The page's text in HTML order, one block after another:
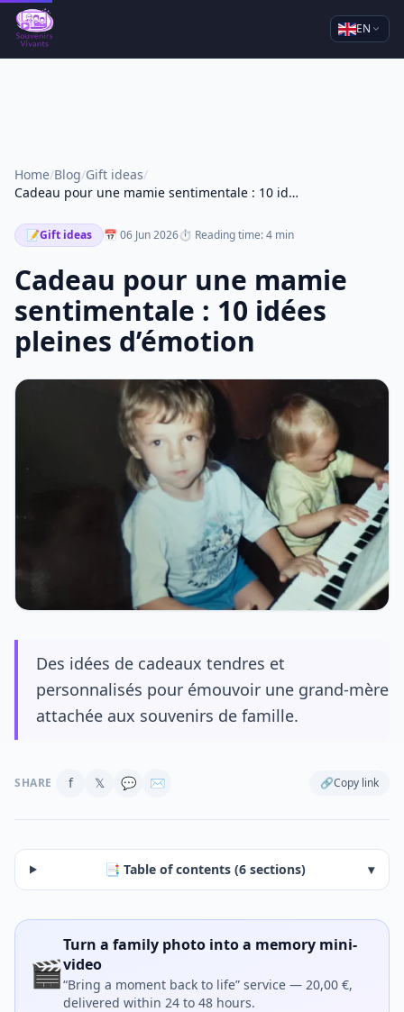
EN
Home/Blog/Gift ideas/
Cadeau pour une mamie sentimentale : 10 idées pleines d’émotion
📝Gift ideas 📅 06 Jun 2026⏱ Reading time: 4 min
Cadeau pour une mamie
sentimentale : 10 idées
pleines d’émotion
Des idées de cadeaux tendres et
personnalisés pour émouvoir une grand-mère
attachée aux souvenirs de famille.
SHARE f 𝕏 💬 ✉ 🔗Copy link
📑 Table of contents (6 sections) ▾
🎬
Turn a family photo into a memory mini-
video
“Bring a moment back to life” service — 20,00 €,
delivered within 24 to 48 hours.